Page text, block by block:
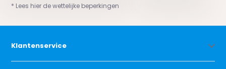
* Lees hier de wettelijke beperkingen
Klantenservice